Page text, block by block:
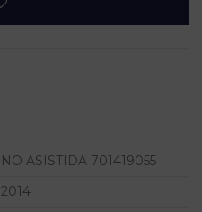
NO ASISTIDA 701419055
2014